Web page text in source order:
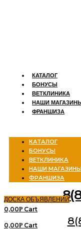
КАТАЛОГ
БОНУСЫ
ВЕТКЛИНИКА
НАШИ
ФРАНШИЗА
КАТАЛОГ
БОНУСЫ
ВЕТКЛИНИКА
НАШИ МАГАЗИНЫ
ФРАНШИЗА
ДОСКА ОБЪЯВЛЕНИЙ
0,00Р Cart
0,00Р Cart